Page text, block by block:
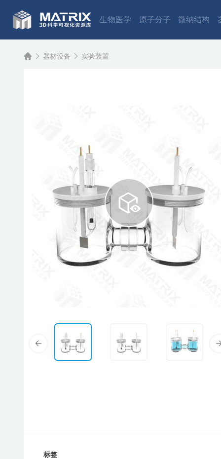
生物医学 原子分子 微纳结构
器材设备 实验装置
标签